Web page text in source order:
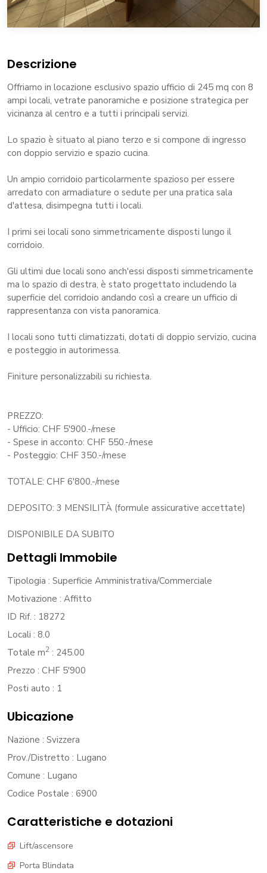
Descrizione
Offriamo in locazione esclusivo spazio ufficio di 245 mq con 8
ampi locali, vetrate panoramiche e posizione strategica per
vicinanza al centro e a tutti i principali servizi.
Lo spazio è situato al piano terzo e si compone di ingresso
con doppio servizio e spazio cucina.
Un ampio corridoio particolarmente spazioso per essere
arredato con armadiature o sedute per una pratica sala
d'attesa, disimpegna tutti i locali.
I primi sei locali sono simmetricamente disposti lungo il
corridoio.
Gli ultimi due locali sono anch'essi disposti simmetricamente
ma lo spazio di destra, è stato progettato includendo la
superficie del corridoio andando così a creare un ufficio di
rappresentanza con vista panoramica.
I locali sono tutti climatizzati, dotati di doppio servizio, cucina
e posteggio in autorimessa.
Finiture personalizzabili su richiesta.
PREZZO:
- Ufficio: CHF 5'900.-/mese
- Spese in acconto: CHF 550.-/mese
- Posteggio: CHF 350.-/mese
TOTALE: CHF 6'800.-/mese
DEPOSITO: 3 MENSILITÀ (formule assicurative accettate)
DISPONIBILE DA SUBITO
Dettagli Immobile
Tipologia : Superficie Amministrativa/Commerciale
Motivazione : Affitto
ID Rif. : 18272
Locali : 8.0
Totale m2 : 245.00
Prezzo : CHF 5'900
Posti auto : 1
Ubicazione
Nazione : Svizzera
Prov./Distretto : Lugano
Comune : Lugano
Codice Postale : 6900
Caratteristiche e dotazioni
Lift/ascensore
Porta Blindata